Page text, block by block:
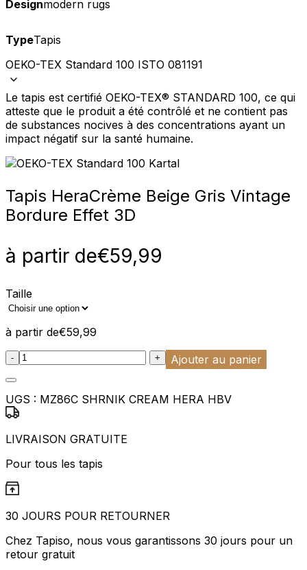
Designmodern rugs
TypeTapis
OEKO-TEX Standard 100 ISTO 081191
Le tapis est certifié OEKO-TEX® STANDARD 100, ce qui
atteste que le produit a été contrôlé et ne contient pas
de substances nocives à des concentrations ayant un
impact négatif sur la santé humaine.
Tapis HeraCrème Beige Gris Vintage
Bordure Effet 3D
à partir de€59,99
Taille
à partir de€59,99
:product_name quantity
- + Ajouter au panier
UGS : MZ86C SHRNIK CREAM HERA HBV
LIVRAISON GRATUITE
Pour tous les tapis
30 JOURS POUR RETOURNER
Chez Tapiso, nous vous garantissons 30 jours pour un
retour gratuit